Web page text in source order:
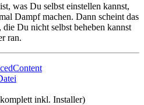
was Du selbst einstellen kannst,
Dampf machen. Dann scheint das
Du nicht selbst beheben kannst
ran.
inkl. Installer)